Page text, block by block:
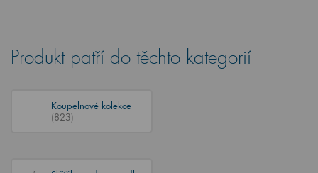
Produkt patří do těchto kategorií
Koupelnové kolekce
(823)